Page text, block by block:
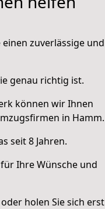
einen zuverlässige und
genau richtig ist.
können wir Ihnen
in Hamm.
seit 8 Jahren.
Ihre Wünsche und
holen Sie sich erst